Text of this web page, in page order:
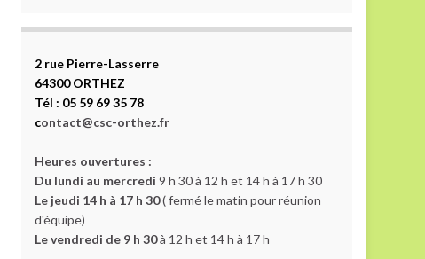
2 rue Pierre-Lasserre
64300 ORTHEZ
Tél : 05 59 69 35 78
contact@csc-orthez.fr
Heures ouvertures :
Du lundi au mercredi 9 h 30 à 12 h et 14 h à 17 h 30
Le jeudi 14 h à 17 h 30( fermé le matin pour réunion
d'équipe)
Le vendredi de 9 h 30à 12 h et 14 h à 17 h